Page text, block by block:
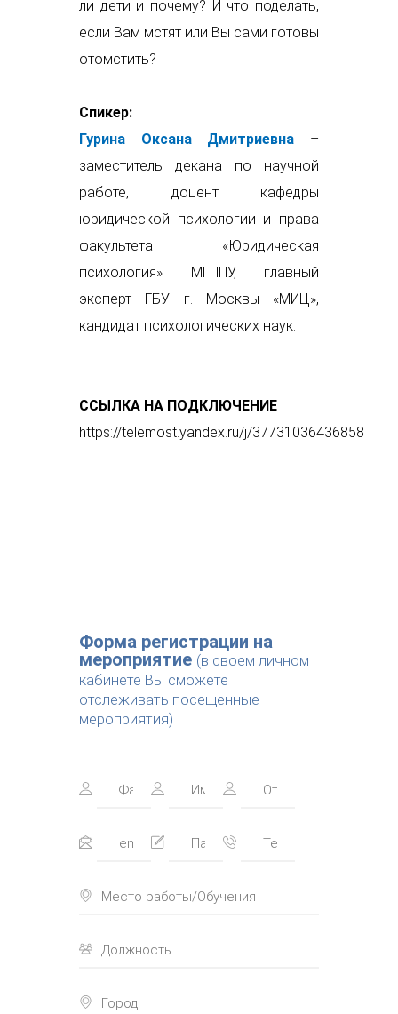
ли дети и почему? И что поделать,
если Вам мстят или Вы сами готовы
отомстить?
Спикер:
Гурина Оксана Дмитриевна –
заместитель декана по научной
работе, доцент кафедры
юридической психологии и права
факультета «Юридическая
психология» МГППУ, главный
эксперт ГБУ г. Москвы «МИЦ»,
кандидат психологических наук.
ССЫЛКА НА ПОДКЛЮЧЕНИЕ
https://telemost.yandex.ru/j/37731036436858
Форма регистрации на
мероприятие (в своем личном
кабинете Вы сможете
отслеживать посещенные
мероприятия)